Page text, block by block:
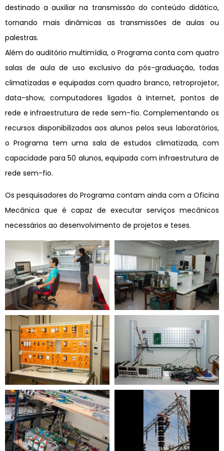
destinado a auxiliar na transmissão do conteúdo didático,
tornando mais dinâmicas as transmissões de aulas ou
palestras.
Além do auditório multimídia, o Programa conta com quatro
salas de aula de uso exclusivo da pós-graduação, todas
climatizadas e equipadas com quadro branco, retroprojetor,
data-show, computadores ligados à Internet, pontos de
rede e infraestrutura de rede sem-fio. Complementando os
recursos disponibilizados aos alunos pelos seus laboratórios,
o Programa tem uma sala de estudos climatizada, com
capacidade para 50 alunos, equipada com infraestrutura de
rede sem-fio.
Os pesquisadores do Programa contam ainda com a Oficina
Mecânica que é capaz de executar serviços mecânicos
necessários ao desenvolvimento de projetos e teses.